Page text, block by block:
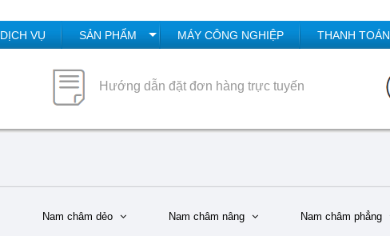
DỊCH VỤ SẢN PHẨM MÁY CÔNG NGHIỆP THANH TOÁN
Hướng dẫn đặt đơn hàng trực tuyến
Nam châm dẻo Nam châm nâng Nam châm phẳng